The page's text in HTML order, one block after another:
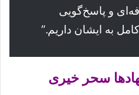
و پاسخ‌گویی
به ایشان داریم.”
سحر خیری